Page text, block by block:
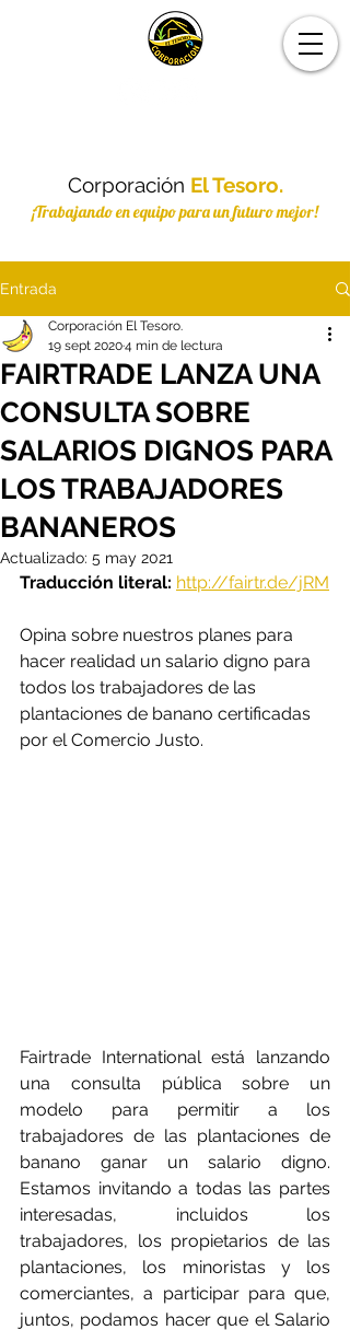
Corporación El Tesoro.
¡Trabajando en equipo para un futuro mejor!
Entrada
FAIRTRADE LANZA UNA
CONSULTA SOBRE
SALARIOS DIGNOS PARA
LOS TRABAJADORES
BANANEROS
Corporación El Tesoro.
19 sept 20204 min de lectura
Actualizado: 5 may 2021
Traducción literal: http://fairtr.de/jRM
Opina sobre nuestros planes para
hacer realidad un salario digno para
todos los trabajadores de las
plantaciones de banano certificadas
por el Comercio Justo.
Fairtrade International está lanzando
una consulta pública sobre un
modelo para permitir a los
trabajadores de las plantaciones de
banano ganar un salario digno.
Estamos invitando a todas las partes
interesadas, incluidos los
trabajadores, los propietarios de las
plantaciones, los minoristas y los
comerciantes, a participar para que,
juntos, podamos hacer que el Salario